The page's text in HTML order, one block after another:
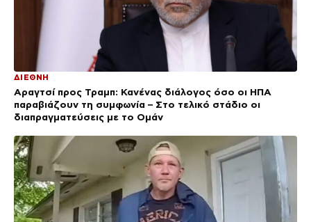
ΔΙΕΘΝΗ
Αραγτσί προς Τραμπ: Κανένας διάλογος όσο οι ΗΠΑ
παραβιάζουν τη συμφωνία – Στο τελικό στάδιο οι
διαπραγματεύσεις με το Ομάν